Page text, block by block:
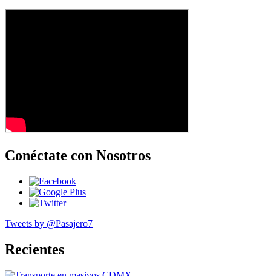
Conéctate con Nosotros
Tweets by @Pasajero7
Recientes